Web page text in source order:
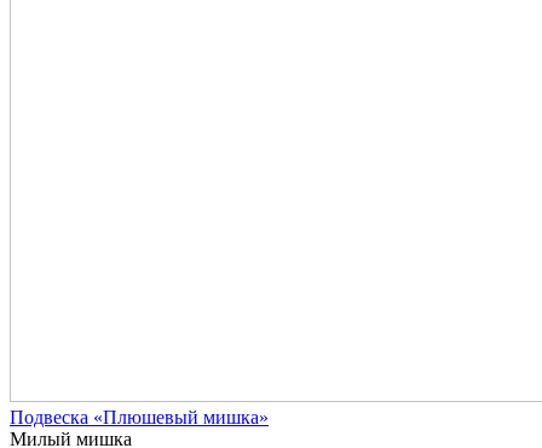
Подвеска «Плюшевый мишка»
Милый мишка